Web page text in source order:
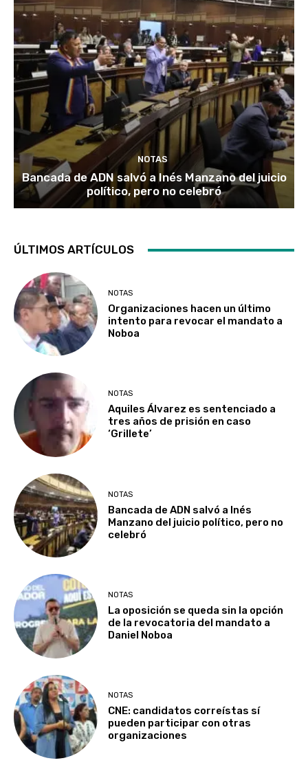
NOTAS
Bancada de ADN salvó a Inés Manzano del juicio
político, pero no celebró
ÚLTIMOS ARTÍCULOS
NOTAS
Organizaciones hacen un último
intento para revocar el mandato a
Noboa
NOTAS
Aquiles Álvarez es sentenciado a
tres años de prisión en caso
‘Grillete’
NOTAS
Bancada de ADN salvó a Inés
Manzano del juicio político, pero no
celebró
NOTAS
La oposición se queda sin la opción
de la revocatoria del mandato a
Daniel Noboa
NOTAS
CNE: candidatos correístas sí
pueden participar con otras
organizaciones